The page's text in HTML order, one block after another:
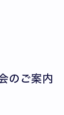
のご案内